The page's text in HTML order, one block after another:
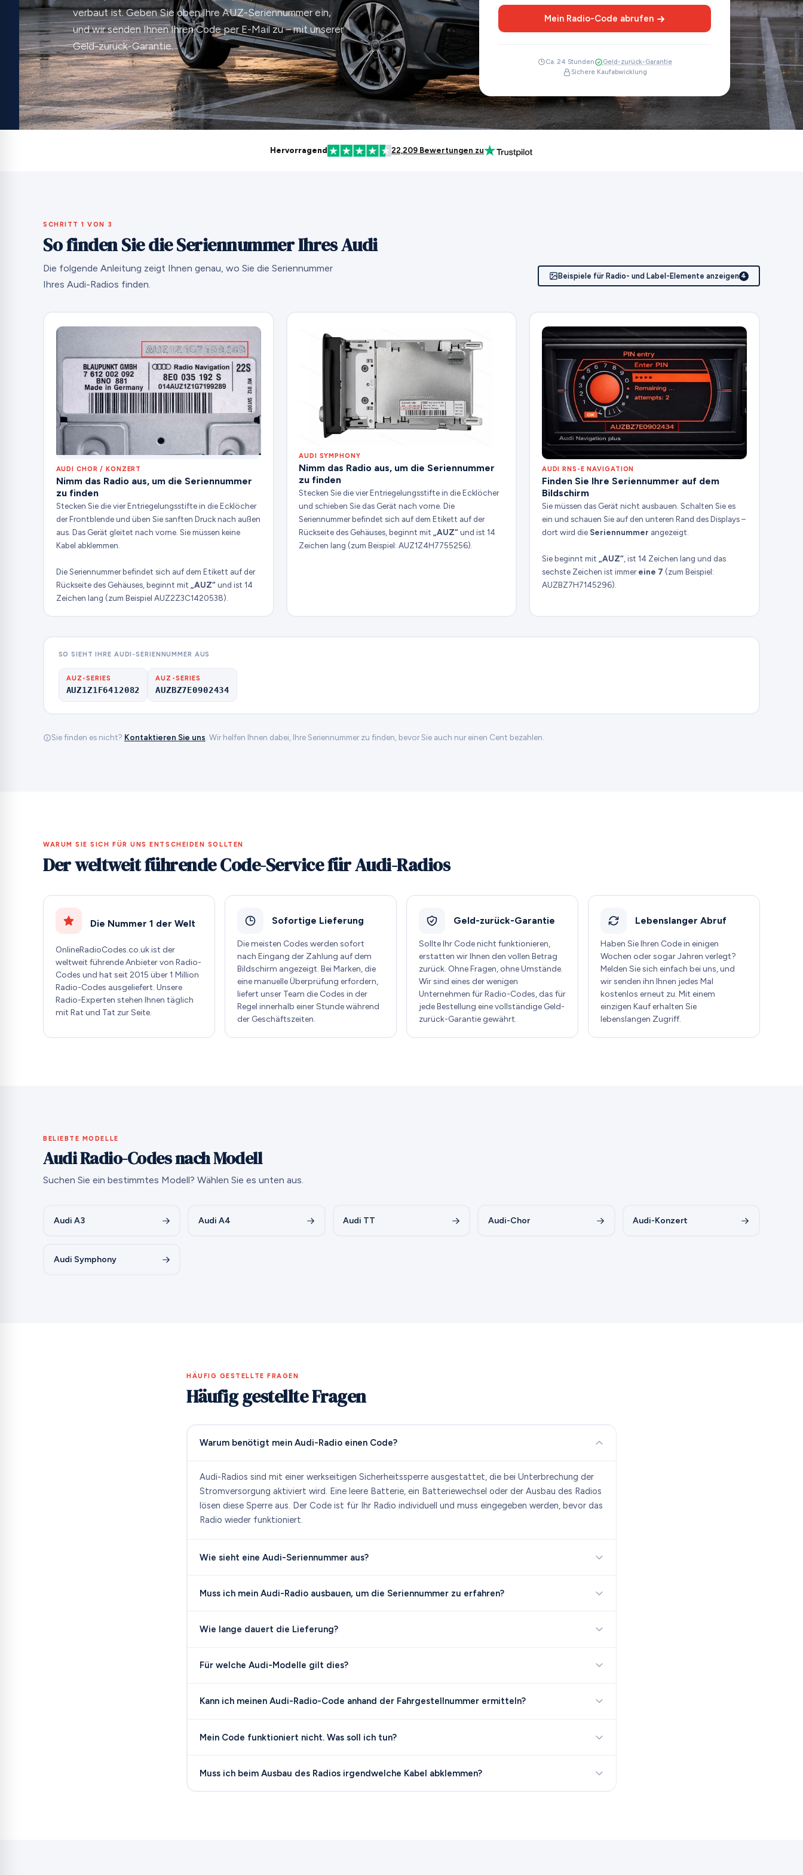
verbaut ist. Geben Sie oben Ihre AUZ-Seriennummer ein,
und wir senden Ihnen Ihren Code per E-Mail zu – mit unserer
Geld-zurück-Garantie.
Mein Radio-Code abrufen
Ca. 24 Stunden
Geld-zurück-Garantie
Sichere Kaufabwicklung
Hervorragend 22,209 Bewertungen zu
SCHRITT 1 VON 3
So finden Sie die Seriennummer Ihres Audi
Die folgende Anleitung zeigt Ihnen genau, wo Sie die Seriennummer
Ihres Audi-Radios finden.
Beispiele für Radio- und Label-Elemente anzeigen 4
AUDI CHOR / KONZERT
Nimm das Radio aus, um die Seriennummer
zu finden
Stecken Sie die vier Entriegelungsstifte in die Ecklöcher
der Frontblende und üben Sie sanften Druck nach außen
aus. Das Gerät gleitet nach vorne. Sie müssen keine
Kabel abklemmen.
Die Seriennummer befindet sich auf dem Etikett auf der
Rückseite des Gehäuses, beginnt mit
„AUZ“und ist 14
Zeichen lang (zum Beispiel AUZ2Z3C1420538).
AUDI SYMPHONY
Nimm das Radio aus, um die Seriennummer
zu finden
Stecken Sie die vier Entriegelungsstifte in die Ecklöcher
und schieben Sie das Gerät nach vorne. Die
Seriennummer befindet sich auf dem Etikett auf der
Rückseite des Gehäuses, beginnt mit„AUZ“und ist 14
Zeichen lang (zum Beispiel: AUZ1Z4H7755256).
AUDI RNS-E NAVIGATION
Finden Sie Ihre Seriennummer auf dem
Bildschirm
Sie müssen das Gerät nicht ausbauen. Schalten Sie es
ein und schauen Sie auf den unteren Rand des Displays –
dort wird die Seriennummer angezeigt.
Sie beginnt mit „AUZ“, ist 14 Zeichen lang und das
sechste Zeichen ist immereine 7 (zum Beispiel:
AUZBZ7H7145296).
SO SIEHT IHRE AUDI-SERIENNUMMER AUS
AUZ-SERIES
AUZ1Z1F6412082
AUZ-SERIES
AUZBZ7E0902434
Sie finden es nicht? Kontaktieren Sie uns . Wir helfen Ihnen dabei, Ihre Seriennummer zu finden, bevor Sie auch nur einen Cent bezahlen.
WARUM SIE SICH FÜR UNS ENTSCHEIDEN SOLLTEN
Der weltweit führende Code-Service für Audi-Radios
Die Nummer 1 der Welt
OnlineRadioCodes.co.uk ist der
weltweit führende Anbieter von Radio-
Codes und hat seit 2015 über 1 Million
Radio-Codes ausgeliefert. Unsere
Radio-Experten stehen Ihnen täglich
mit Rat und Tat zur Seite.
Sofortige Lieferung
Die meisten Codes werden sofort
nach Eingang der Zahlung auf dem
Bildschirm angezeigt. Bei Marken, die
eine manuelle Überprüfung erfordern,
liefert unser Team die Codes in der
Regel innerhalb einer Stunde während
der Geschäftszeiten.
Geld-zurück-Garantie
Sollte Ihr Code nicht funktionieren,
erstatten wir Ihnen den vollen Betrag
zurück. Ohne Fragen, ohne Umstände.
Wir sind eines der wenigen
Unternehmen für Radio-Codes, das für
jede Bestellung eine vollständige Geld-
zurück-Garantie gewährt.
Lebenslanger Abruf
Haben Sie Ihren Code in einigen
Wochen oder sogar Jahren verlegt?
Melden Sie sich einfach bei uns, und
wir senden ihn Ihnen jedes Mal
kostenlos erneut zu. Mit einem
einzigen Kauf erhalten Sie
lebenslangen Zugriff.
BELIEBTE MODELLE
Audi Radio-Codes nach Modell
Suchen Sie ein bestimmtes Modell? Wählen Sie es unten aus.
Audi A3 Audi A4 Audi TT Audi-Chor Audi-Konzert
Audi Symphony
HÄUFIG GESTELLTE FRAGEN
Häufig gestellte Fragen
Warum benötigt mein Audi-Radio einen Code?
Audi-Radios sind mit einer werkseitigen Sicherheitssperre ausgestattet, die bei Unterbrechung der
Stromversorgung aktiviert wird. Eine leere Batterie, ein Batteriewechsel oder der Ausbau des Radios
lösen diese Sperre aus. Der Code ist für Ihr Radio individuell und muss eingegeben werden, bevor das
Radio wieder funktioniert.
Wie sieht eine Audi-Seriennummer aus?
Muss ich mein Audi-Radio ausbauen, um die Seriennummer zu erfahren?
Wie lange dauert die Lieferung?
Für welche Audi-Modelle gilt dies?
Kann ich meinen Audi-Radio-Code anhand der Fahrgestellnummer ermitteln?
Mein Code funktioniert nicht. Was soll ich tun?
Muss ich beim Ausbau des Radios irgendwelche Kabel abklemmen?